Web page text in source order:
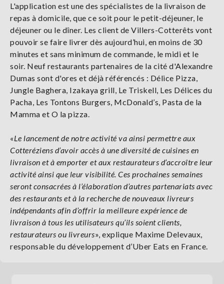
L'application est une des spécialistes de la livraison de
repas à domicile, que ce soit pour le petit-déjeuner, le
déjeuner ou le dîner. Les client de Villers-Cotterêts vont
pouvoir se faire livrer dès aujourd’hui, en moins de 30
minutes et sans minimum de commande, le midi et le
soir. Neuf restaurants partenaires de la cité d'Alexandre
Dumas sont d'ores et déjà référencés : Délice Pizza,
Jungle Baghera, Izakaya grill, Le Triskell, Les Délices du
Pacha, Les Tontons Burgers, McDonald’s, Pasta de la
Mamma et O la pizza.
«Le lancement de notre activité va ainsi permettre aux
Cotteréziens d’avoir accès à une diversité de cuisines en
livraison et à emporter et aux restaurateurs d’accroître leur
activité ainsi que leur visibilité. Ces prochaines semaines
seront consacrées à l’élaboration d’autres partenariats avec
des restaurants et à la recherche de nouveaux livreurs
indépendants afin d’offrir la meilleure expérience de
livraison à tous les utilisateurs qu’ils soient clients,
restaurateurs ou livreurs», explique Maxime Delevaux,
responsable du développement d’Uber Eats en France.